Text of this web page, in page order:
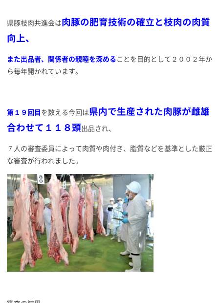
県豚枝肉共進会は肉豚の肥育技術の確立と枝肉の肉質
向上、
ま た出品者、関係者の親睦を深める ことを目的として２００２年か
ら毎年開かれています。
第１９回目 を数える今回は県内で生産された肉豚が雌雄
合わせて１１８頭出品され、
７人の審査委員によって肉質や肉付き、脂質などを基準とした厳正
な審査が行われました。